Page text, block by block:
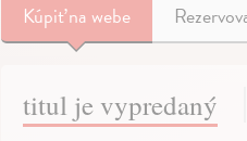
Kúpiťna webe
titul je vypredaný